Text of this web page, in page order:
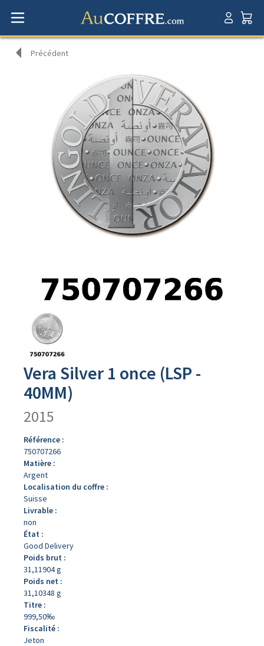
Précédent
produit
Vera Silver 1 once (LSP -
40MM)
2015
Référence :
750707266
Matière :
Argent
Localisation du coffre :
Suisse
Livrable :
non
État :
Good Delivery
Poids brut :
31,11904 g
Poids net :
31,10348 g
Titre :
999,50‰
Fiscalité :
Jeton